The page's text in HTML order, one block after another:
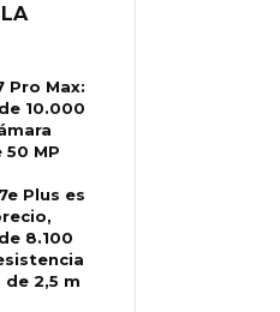
Pro Max:
10.000
50 MP
Plus es
8.100
de 2,5 m